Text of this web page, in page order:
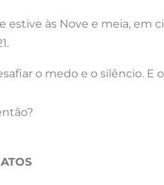
estive às Nove e meia, em
o medo e o silêncio.